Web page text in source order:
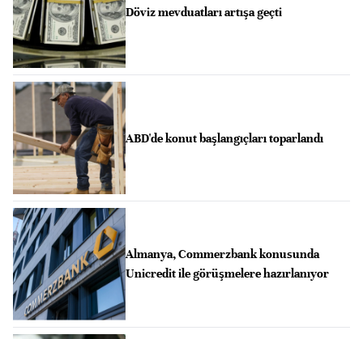
Döviz mevduatları artışa geçti
ABD'de konut başlangıçları toparlandı
Almanya, Commerzbank konusunda
Unicredit ile görüşmelere hazırlanıyor